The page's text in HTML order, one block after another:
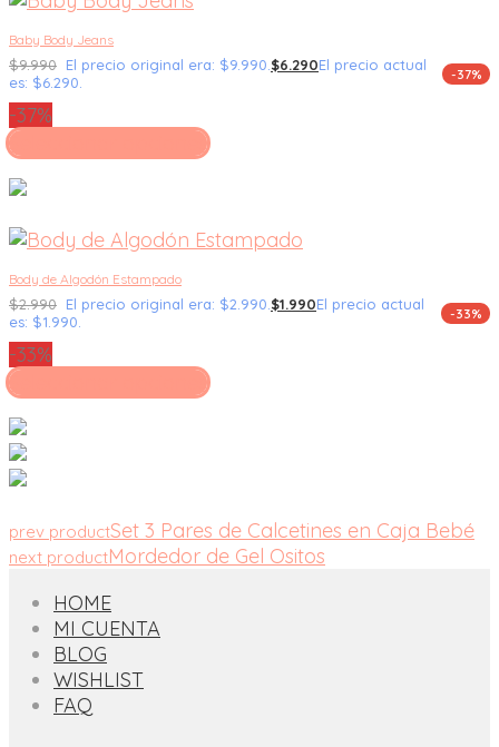
Baby Body Jeans
$9.990 El precio original era: $9.990. $6.290El precio actual
es: $6.290.
-37%
-37%
Seleccionar opciones
Body de Algodón Estampado
$2.990 El precio original era: $2.990. $1.990El precio actual
es: $1.990.
-33%
-33%
Seleccionar opciones
prev productSet 3 Pares de Calcetines en Caja Bebé
next productMordedor de Gel Ositos
HOME
MI CUENTA
BLOG
WISHLIST
FAQ